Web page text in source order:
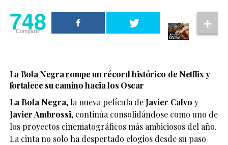
748
Compartir
La Bola Negra rompe un récord histórico de Netflix y
fortalece su camino hacia los Oscar
La Bola Negra, la nueva película de Javier Calvo y
Javier Ambrossi, continúa consolidándose como uno de
los proyectos cinematográficos más ambiciosos del año.
La cinta no solo ha despertado elogios desde su paso